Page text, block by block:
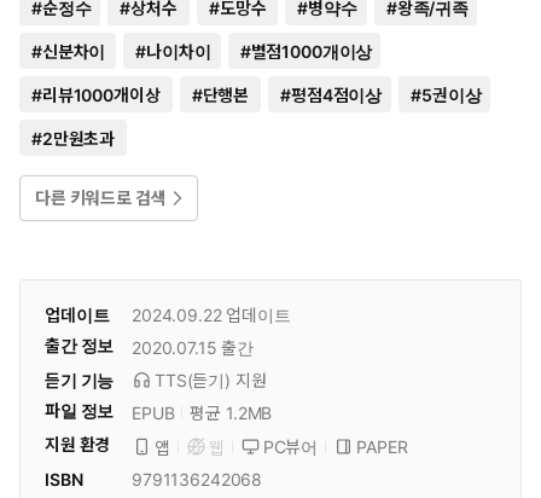
#순정수 #상처수 #도망수 #병약수 #왕족/귀족
#신분차이 #나이차이 #별점1000개이상
#리뷰1000개이상 #단행본 #평점4점이상 #5권이상
#2만원초과
다른 키워드로 검색
업데이트 2024.09.22업데이트
출간 정보
2020.07.15 출간
듣기 기능
TTS(듣기) 지원
파일 정보
EPUB
평균 1.2MB
지원 환경
앱 웹 PC뷰어
PAPER
ISBN
9791136242068